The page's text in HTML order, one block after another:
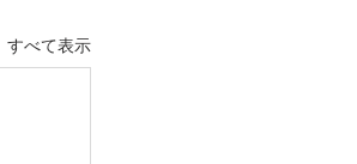
すべて表示